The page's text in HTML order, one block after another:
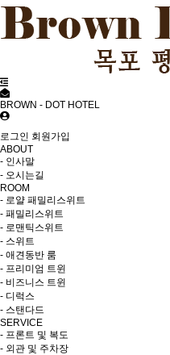
BROWN - DOT HOTEL
로그인 회원가입
ABOUT
- 인사말
- 오시는길
ROOM
- 로얄 패밀리스위트
- 패밀리스위트
- 로맨틱스위트
- 스위트
- 애견동반 룸
- 프리미엄 트윈
- 비즈니스 트윈
- 디럭스
- 스탠다드
SERVICE
- 프론트 및 복도
- 외관 및 주차장